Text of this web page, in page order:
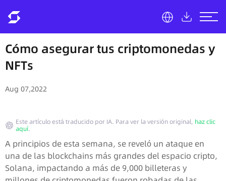
Cómo asegurar tus criptomonedas y
NFTs
Aug 07,2022
Este artículo está traducido por IA. Para ver la versión original, haz clic
aquí.
A principios de esta semana, se reveló un ataque en
una de las blockchains más grandes del espacio cripto,
Solana, impactando a más de 9,000 billeteras y